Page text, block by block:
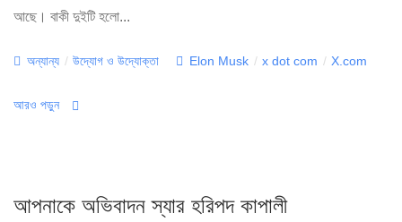
আছে। বাকী দুইটি হলো...
Categories
অন্যান্য / উদ্যোগ ও উদ্যোক্তা Tags
Elon Musk / x dot com / X.com
আরও পড়ুন
আপনাকে অভিবাদন স্যার হরিপদ কাপালী